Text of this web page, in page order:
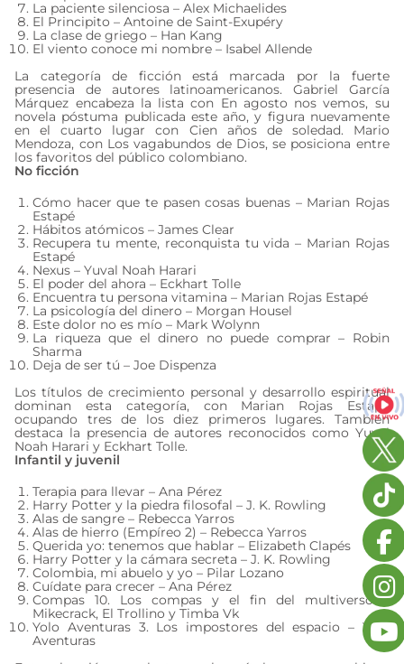
La paciente silenciosa – Alex Michaelides
El Principito – Antoine de Saint-Exupéry
La clase de griego – Han Kang
El viento conoce mi nombre – Isabel Allende
La categoría de ficción está marcada por la fuerte
presencia de autores latinoamericanos. Gabriel García
Márquez encabeza la lista con En agosto nos vemos, su
novela póstuma publicada este año, y figura nuevamente
en el cuarto lugar con Cien años de soledad. Mario
Mendoza, con Los vagabundos de Dios, se posiciona entre
los favoritos del público colombiano.
No ficción
Cómo hacer que te pasen cosas buenas – Marian Rojas
Estapé
Hábitos atómicos – James Clear
Recupera tu mente, reconquista tu vida – Marian Rojas
Estapé
Nexus – Yuval Noah Harari
El poder del ahora – Eckhart Tolle
Encuentra tu persona vitamina – Marian Rojas Estapé
La psicología del dinero – Morgan Housel
Este dolor no es mío – Mark Wolynn
La riqueza que el dinero no puede comprar – Robin
Sharma
Deja de ser tú – Joe Dispenza
Los títulos de crecimiento personal y desarrollo espiritual
dominan esta categoría, con Marian Rojas Estapé
ocupando tres de los diez primeros lugares. También
destaca la presencia de autores reconocidos como Yuval
Noah Harari y Eckhart Tolle.
Infantil y juvenil
Terapia para llevar – Ana Pérez
Harry Potter y la piedra filosofal – J. K. Rowling
Alas de sangre – Rebecca Yarros
Alas de hierro (Empíreo 2) – Rebecca Yarros
Querida yo: tenemos que hablar – Elizabeth Clapés
Harry Potter y la cámara secreta – J. K. Rowling
Colombia, mi abuelo y yo – Pilar Lozano
Cuídate para crecer – Ana Pérez
Compas 10. Los compas y el fin del multiverso –
Mikecrack, El Trollino y Timba Vk
Yolo Aventuras 3. Los impostores del espacio – Yolo
Aventuras